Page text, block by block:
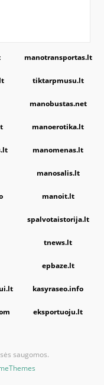
manotransportas.lt
tiktarpmusu.lt
manobustas.net
manoerotika.lt
manomenas.lt
manosalis.lt
manoit.lt
spalvotaistorija.lt
tnews.lt
epbaze.lt
kasyraseo.info
eksportuoju.lt
saugomos.